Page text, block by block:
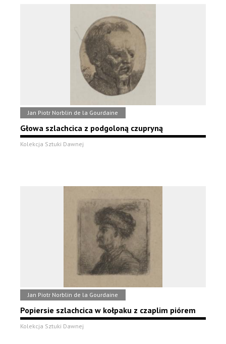
Jan Piotr Norblin de la Gourdaine
Głowa szlachcica z podgoloną czupryną
Kolekcja Sztuki Dawnej
Jan Piotr Norblin de la Gourdaine
Popiersie szlachcica w kołpaku z czaplim piórem
Kolekcja Sztuki Dawnej